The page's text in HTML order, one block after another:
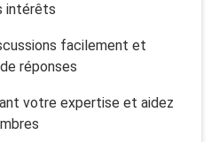
intérêts
facilement et
réponses
votre expertise et aidez